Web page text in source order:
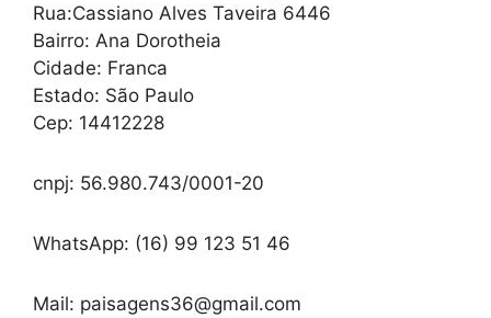
Rua:Cassiano Alves Taveira 6446
Bairro: Ana Dorotheia
Cidade: Franca
Estado: São Paulo
Cep: 14412228
cnpj: 56.980.743/0001-20
WhatsApp: (16) 99 123 51 46
Mail: paisagens36@gmail.com